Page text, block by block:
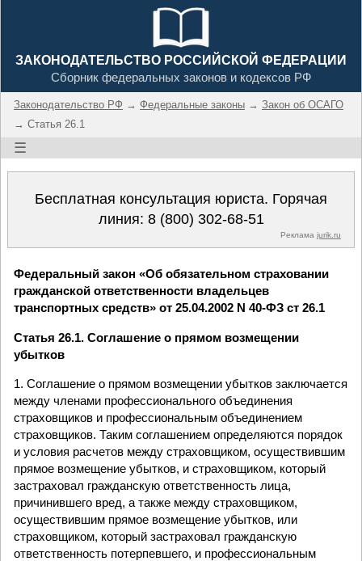
ЗАКОНОДАТЕЛЬСТВО РОССИЙСКОЙ ФЕДЕРАЦИИ
Сборник федеральных законов и кодексов РФ
Законодательство РФ → Федеральные законы → Закон об ОСАГО
→ Статья 26.1
☰
Бесплатная консультация юриста. Горячая
линия: 8 (800) 302-68-51
Реклама jurik.ru
Федеральный закон «Об обязательном страховании
гражданской ответственности владельцев
транспортных средств» от 25.04.2002 N 40-ФЗ ст 26.1
Статья 26.1. Соглашение о прямом возмещении
убытков
1. Соглашение о прямом возмещении убытков заключается
между членами профессионального объединения
страховщиков и профессиональным объединением
страховщиков. Таким соглашением определяются порядок
и условия расчетов между страховщиком, осуществившим
прямое возмещение убытков, и страховщиком, который
застраховал гражданскую ответственность лица,
причинившего вред, а также между страховщиком,
осуществившим прямое возмещение убытков, или
страховщиком, который застраховал гражданскую
ответственность потерпевшего, и профессиональным